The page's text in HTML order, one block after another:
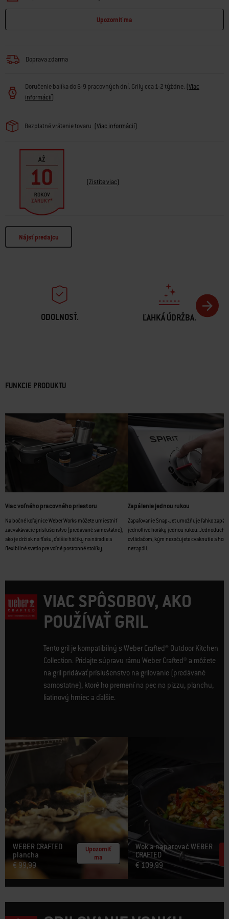
· Ohrievací rošt udržiava jedlo teplé alebo opeká žemle nad hlavnými
· Trvácne kolieska do každého počasia uľahčujú presúvanie grilu
· Roteséria (predávaná samostatne) jedlo rovnomerne opečie
Upozorniť ma
Doprava zdarma
Doručenie balíka do 6-9 pracovných dní. Grily cca 1-2 týždne. (Viac
informácií)
Bezplatné vrátenie tovaru (Viac informácií)
(Zistite viac)
Nájsť predajcu
ODOLNOSŤ. ĽAHKÁ ÚDRŽBA.
FUNKCIE PRODUKTU
Viac voľného pracovného priestoru
Na bočné koľajnice Weber Works môžete umiestniť
zacvakávacie príslušenstvo (predávané samostatne),
ako je držiak na fľašu, ďalšie háčiky na náradie a
flexibilné svetlo pre voľné postranné stolíky.
Zapálenie jednou rukou
Zapaľovanie Snap-Jet umožňuje ľahko zapáliť
jednotlivé horáky jednou rukou. Jednoducho
ovládačom, kým nezačujete cvaknutie a
nezapáli.
VIAC SPÔSOBOV, AKO
POUŽÍVAŤ GRIL
Tento gril je kompatibilný s Weber Crafted® Outdoor Kitchen
Collection. Pridajte súpravu rámu Weber Crafted® a môžete
na gril pridávať príslušenstvo na grilovanie (predávané
samostatne), ktoré ho premení na pec na pizzu, planchu,
liatinový hrniec a ďalšie.
WEBER CRAFTED
plancha​
€ 99,99
Upozorniť
ma
Wok a naparovač WEBER
CRAFTED
€ 109,99